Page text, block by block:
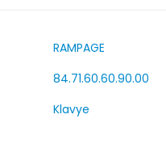
RAMPAGE
84.71.60.60.90.00
Klavye